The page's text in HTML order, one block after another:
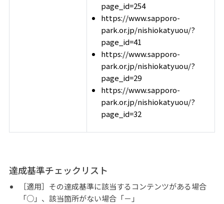
page_id=254
https://www.sapporo-
park.or.jp/nishiokatyuou/?
page_id=41
https://www.sapporo-
park.or.jp/nishiokatyuou/?
page_id=29
https://www.sapporo-
park.or.jp/nishiokatyuou/?
page_id=32
達成基準チェックリスト
［適用］その達成基準に該当するコンテンツがある場合
「○」、該当箇所がない場合「－」